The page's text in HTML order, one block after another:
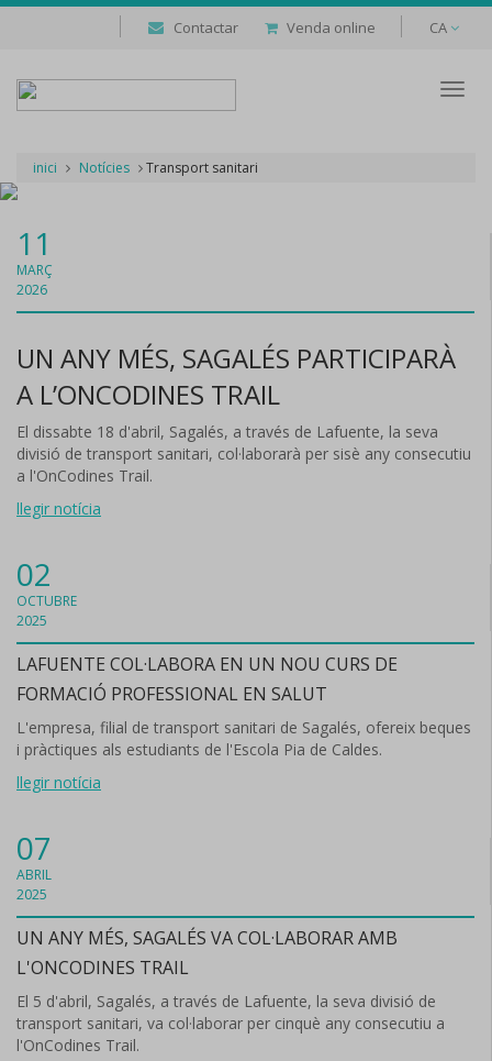
Contactar Venda online CA
inici Notícies Transport sanitari
11
MARÇ
2026
UN ANY MÉS, SAGALÉS PARTICIPARÀ
A L’ONCODINES TRAIL
El dissabte 18 d'abril, Sagalés, a través de Lafuente, la seva
divisió de transport sanitari, col·laborarà per sisè any consecutiu
a l'OnCodines Trail.
llegir notícia
02
OCTUBRE
2025
LAFUENTE COL·LABORA EN UN NOU CURS DE
FORMACIÓ PROFESSIONAL EN SALUT
L'empresa, filial de transport sanitari de Sagalés, ofereix beques
i pràctiques als estudiants de l'Escola Pia de Caldes.
llegir notícia
07
ABRIL
2025
UN ANY MÉS, SAGALÉS VA COL·LABORAR AMB
L'ONCODINES TRAIL
El 5 d'abril, Sagalés, a través de Lafuente, la seva divisió de
transport sanitari, va col·laborar per cinquè any consecutiu a
l'OnCodines Trail.